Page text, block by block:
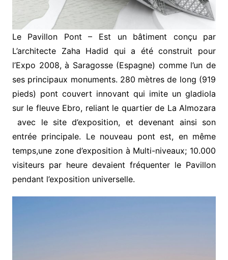
Le Pavillon Pont – Est un bâtiment conçu par
L’architecte Zaha Hadid qui a été construit pour
l’Expo 2008, à Saragosse (Espagne) comme l’un de
ses principaux monuments. 280 mètres de long (919
pieds) pont couvert innovant qui imite un gladiola
sur le fleuve Ebro, reliant le quartier de La Almozara
avec le site d’exposition, et devenant ainsi son
entrée principale. Le nouveau pont est, en même
temps,une zone d’exposition à Multi-niveaux; 10.000
visiteurs par heure devaient fréquenter le Pavillon
pendant l’exposition universelle.